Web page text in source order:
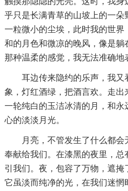
乎只是长满青草的山坡上的一朵
一粒微小的尘埃，此时我的世界
和的月色和微凉的晚风，像是躺
那种温柔的感觉，我无法准确地
耳边传来隐约的乐声，我
象，灯红酒绿，把酒言欢。走出
一轮纯白的玉洁冰清的月，和永
心的淡淡月光。
月亮，不管发生了什么都
奉献给我们。在漆黑的夜里，总
引我们。夜，包容了万物，遮掩
它虽淡而纯净的光，在我们迷